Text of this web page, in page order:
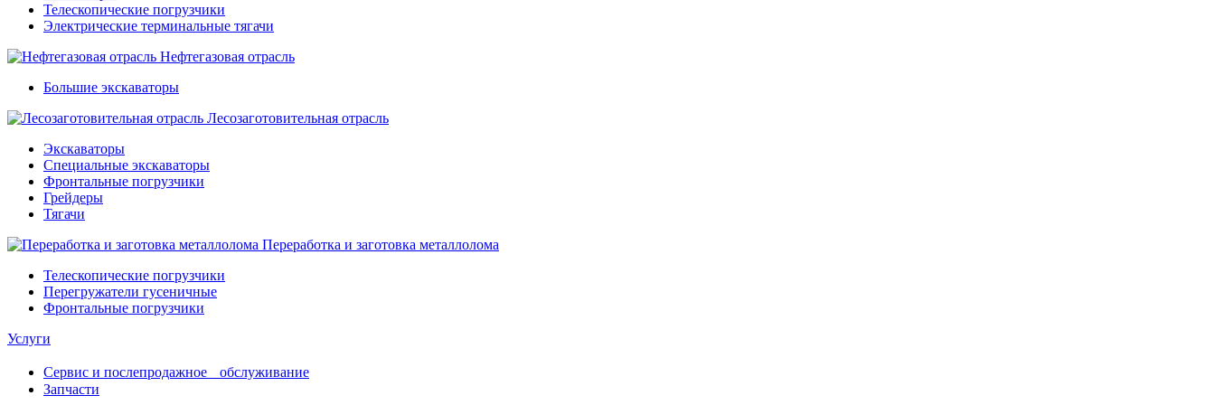
Телескопические погрузчики
Электрические терминальные тягачи
Нефтегазовая отрасль
Большие экскаваторы
Лесозаготовительная отрасль
Экскаваторы
Специальные экскаваторы
Фронтальные погрузчики
Грейдеры
Тягачи
Переработка и заготовка металлолома
Телескопические погрузчики
Перегружатели гусеничные
Фронтальные погрузчики
Услуги
Сервис и послепродажное обслуживание
Запчасти